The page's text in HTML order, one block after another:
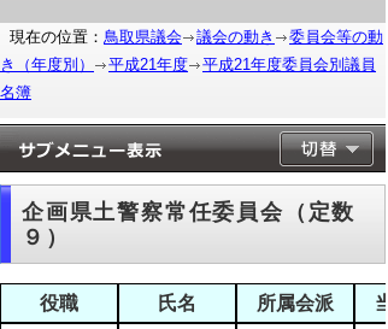
現在の位置： 鳥取県議会 議会の動き
委員会等の動
き（年度別）
平成21年度
平成21年度委員会別議員
名簿
企画県土警察常任委員会（定数
９）
役職 氏名 所属会派